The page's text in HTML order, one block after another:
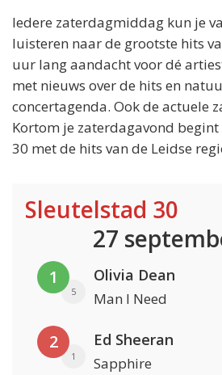
Iedere zaterdagmiddag kun je
luisteren naar de grootste hits
uur lang aandacht voor dé
met nieuws over de hits en
concertagenda. Ook de actuele
Kortom je zaterdagavond
30 met de hits van de Leidse
Sleutelstad 30
27
1
5
Olivia Dean
Man I Need
2
1
Ed Sheeran
Sapphire